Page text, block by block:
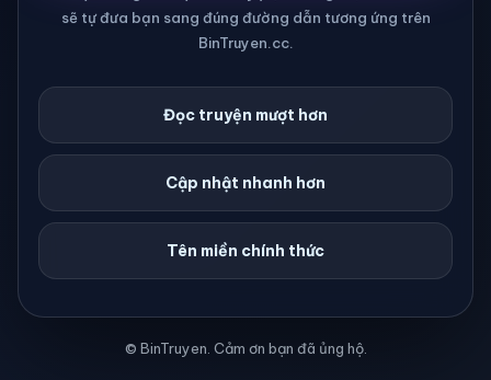
sẽ tự đưa bạn sang đúng đường dẫn tương ứng trên
BinTruyen.cc.
Đọc truyện mượt hơn
Cập nhật nhanh hơn
Tên miền chính thức
© BinTruyen. Cảm ơn bạn đã ủng hộ.